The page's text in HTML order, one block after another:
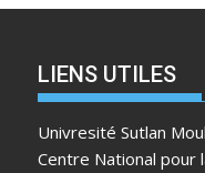
LIENS UTILES
Univresité Sutlan
Centre National pour